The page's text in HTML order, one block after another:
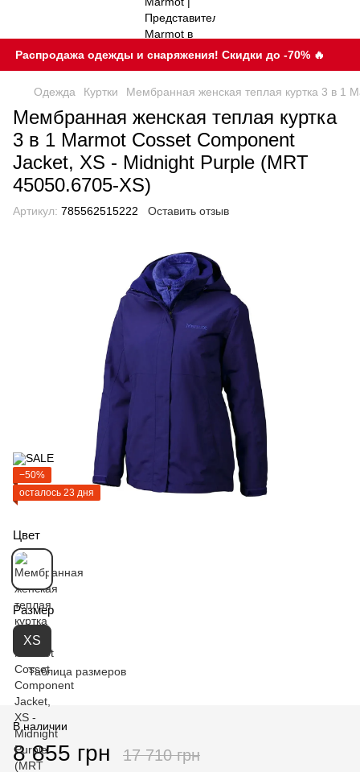
Распродажа одежды и снаряжения! Скидки до -70% 🔥
Одежда Куртки Мембранная женская теплая куртка 3 в 1
Мембранная женская теплая куртка
3 в 1 Marmot Cosset Component
Jacket, XS - Midnight Purple (MRT
45050.6705-XS)
Артикул: 785562515222 Оставить отзыв
−50%
осталось 23 дня
Цвет
Размер
XS
Таблица размеров
В наличии
8 855 грн 17 710 грн